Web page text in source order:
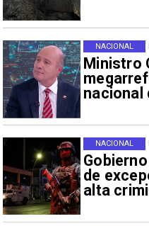
Ministro
nacional
NACIONAL
de
alta
NACIONAL